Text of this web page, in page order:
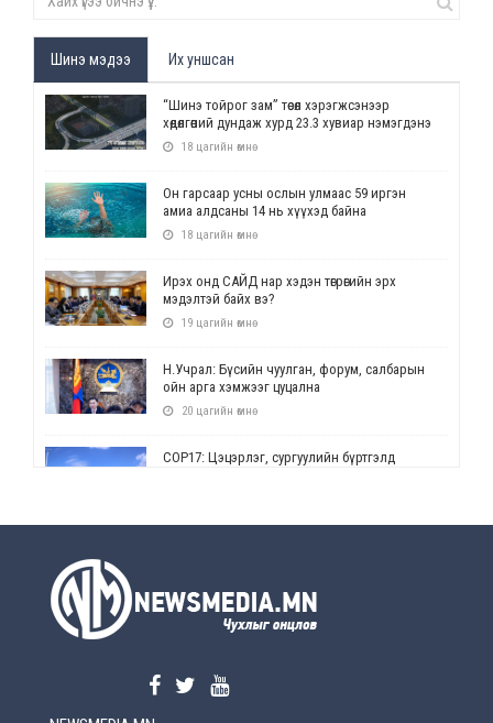
Шинэ мэдээ Их уншсан
“Шинэ тойрог зам” төсөл хэрэгжсэнээр
хөдөлгөөний дундаж хурд 23.3 хувиар нэмэгдэнэ
18 цагийн өмнө
Он гарсаар усны ослын улмаас 59 иргэн
амиа алдсаны 14 нь хүүхэд байна
18 цагийн өмнө
Ирэх онд САЙД нар хэдэн төгрөгийн эрх
мэдэлтэй байх вэ?
19 цагийн өмнө
Н.Учрал: Бүсийн чуулган, форум, салбарын
ойн арга хэмжээг цуцална
20 цагийн өмнө
СОР17: Цэцэрлэг, сургуулийн бүртгэлд
20 цагийн өмнө
21 цагийн өмнө